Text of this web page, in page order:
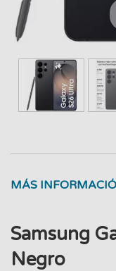
MÁS
Samsung
Negro